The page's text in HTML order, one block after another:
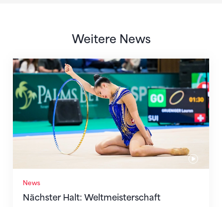
Weitere News
News
Nächster Halt: Weltmeisterschaft
Nächster Halt: Weltmeisterschaft